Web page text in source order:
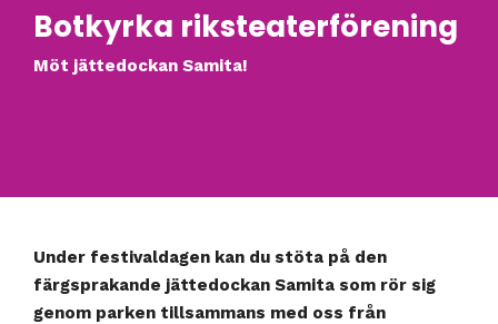
Botkyrka riksteaterförening
Möt jättedockan Samita!
Under festivaldagen kan du stöta på den
färgsprakande jättedockan Samita som rör sig
genom parken tillsammans med oss från